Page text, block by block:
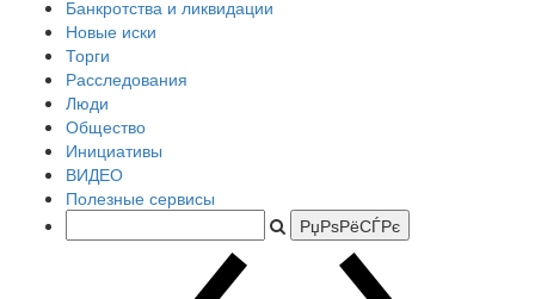
Банкротства и ликвидации
Новые иски
Торги
Расследования
Люди
Общество
Инициативы
ВИДЕО
Полезные сервисы